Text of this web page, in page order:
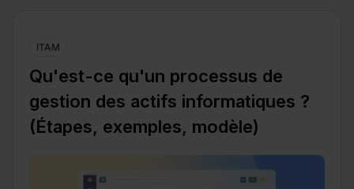
ITAM
Qu'est-ce qu'un processus de
gestion des actifs informatiques ?
(Étapes, exemples, modèle)